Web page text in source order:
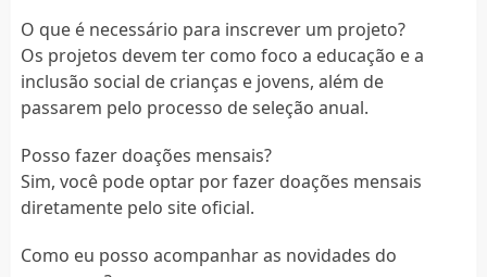
O que é necessário para inscrever um projeto?
Os projetos devem ter como foco a educação e a
inclusão social de crianças e jovens, além de
passarem pelo processo de seleção anual.
Posso fazer doações mensais?
Sim, você pode optar por fazer doações mensais
diretamente pelo site oficial.
Como eu posso acompanhar as novidades do